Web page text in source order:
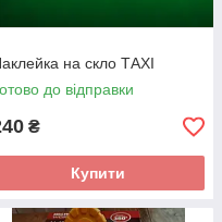
на скло ТАХІ
до відправки
₴
Купити